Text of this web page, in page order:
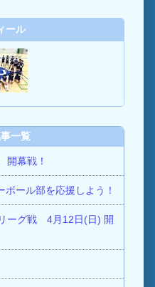
ール
一覧
幕戦！
ボール部を応援しよう！
ーグ戦 4月12日(日) 開